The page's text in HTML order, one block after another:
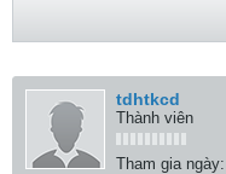
tdhtkcd
Thành viên
Tham gia ngày: